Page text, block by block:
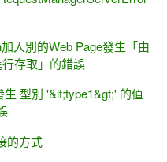
入別的Web Page發生「由
存取」的錯誤
型別 '&lt;type1&gt;' 的值
的方式